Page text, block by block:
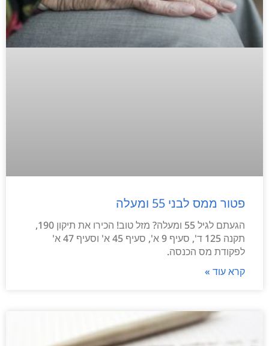
פטור ממס לבני 55 ומעלה
הגעתם לגיל 55 ומעלה? מזל טוב! הכירו את תיקון 190,
תקנה 125 ד', סעיף 9 א', סעיף 45 א' וסעיף 47 א'
לפקודת מס הכנסה.
קרא עוד »